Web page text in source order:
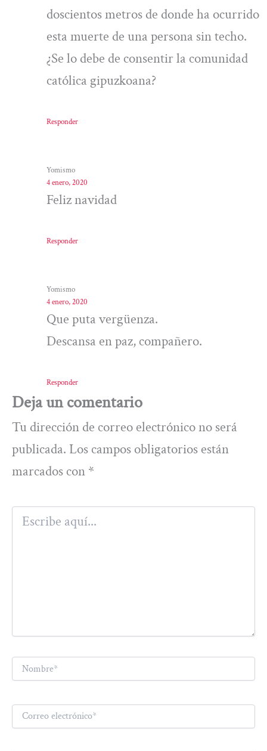
doscientos metros de donde ha ocurrido
esta muerte de una persona sin techo.
¿Se lo debe de consentir la comunidad
católica gipuzkoana?
Responder
Yomismo
4 enero, 2020
Feliz navidad
Responder
Yomismo
4 enero, 2020
Que puta vergüenza.
Descansa en paz, compañero.
Responder
Deja un comentario
Tu dirección de correo electrónico no será
publicada. Los campos obligatorios están
marcados con *
Escribe
aquí...
Nombre*
Correo
electrónico*